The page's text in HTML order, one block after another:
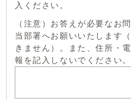
入ください。
（注意）お答えが必要なお
当部署へお願いいたします
きません）。また、住所・
報を記入しないでください。